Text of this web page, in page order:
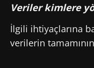
Veriler kimlere
İlgili ihtiyaçlarına
verilerin tamamının
BMI 20-35
15/01/2026
Bağırsak